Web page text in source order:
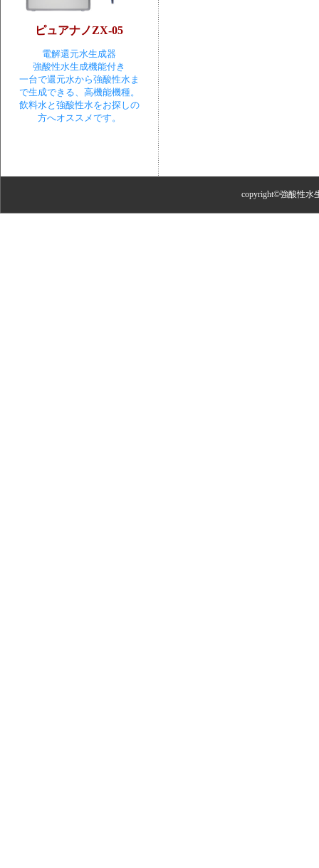
ピュアナノZX-05
電解還元水生成器
強酸性水生成機能付き
一台で還元水から強酸性水ま
で生成できる、高機能機種。
飲料水と強酸性水をお探しの
方へオススメです。
copyright©強酸性水